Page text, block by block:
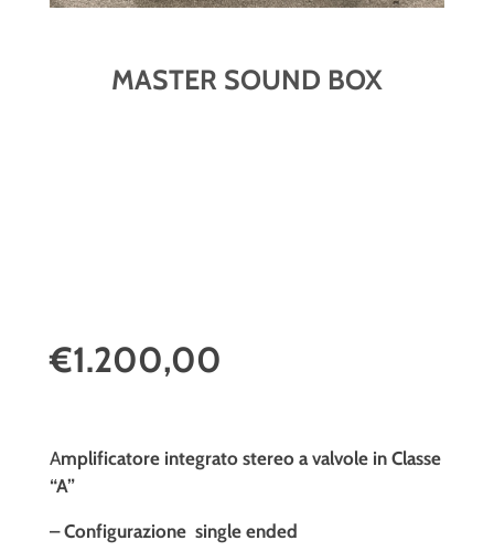
MASTER SOUND BOX
€1.200,00
Amplificatore integrato stereo a valvole in Classe
“A”
– Configurazione single ended